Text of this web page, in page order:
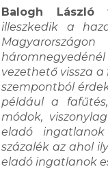
Balogh László
illeszkedik a
vezethető vissza
szempontból
például a
módok,
eladó
százalék az ahol
eladó ingatlanok